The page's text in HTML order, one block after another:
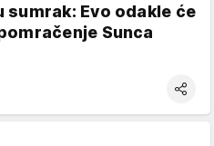
Evo odakle će
Sunca